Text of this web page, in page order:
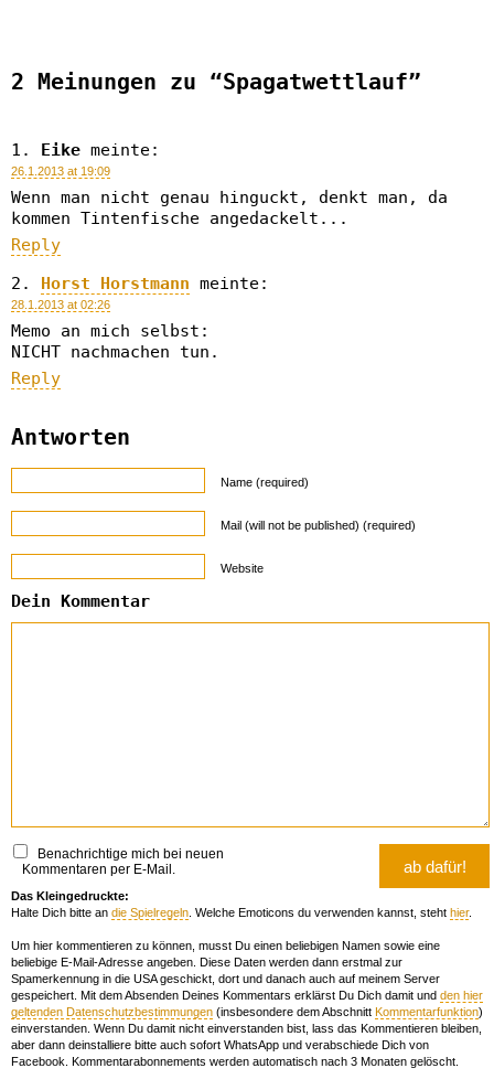
2 Meinungen zu “Spagatwettlauf”
Eike meinte:
26.1.2013 at 19:09
Wenn man nicht genau hinguckt, denkt man, da
kommen Tintenfische angedackelt...
Reply
Horst Horstmann meinte:
28.1.2013 at 02:26
Memo an mich selbst:
NICHT nachmachen tun.
Reply
Antworten
Name (required)
Mail (will not be published) (required)
Website
Dein Kommentar
Benachrichtige mich bei neuen
Kommentaren per E-Mail.
Das Kleingedruckte:
Halte Dich bitte an die Spielregeln . Welche Emoticons du verwenden kannst, steht hier.
Um hier kommentieren zu können, musst Du einen beliebigen Namen sowie eine
beliebige E-Mail-Adresse angeben. Diese Daten werden dann erstmal zur
Spamerkennung in die USA geschickt, dort und danach auch auf meinem Server
gespeichert. Mit dem Absenden Deines Kommentars erklärst Du Dich damit und den hier
geltenden Datenschutzbestimmungen (insbesondere dem Abschnitt Kommentarfunktion)
einverstanden. Wenn Du damit nicht einverstanden bist, lass das Kommentieren bleiben,
aber dann deinstalliere bitte auch sofort WhatsApp und verabschiede Dich von
Facebook. Kommentarabonnements werden automatisch nach 3 Monaten gelöscht.